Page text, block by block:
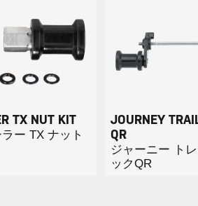
TX NUT KIT
ー TX ナット
JOURNEY
QR
ジャーニー ト
ックQR